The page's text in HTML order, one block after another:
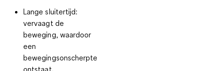
Lange sluitertijd:
vervaagt de
beweging, waardoor
een
bewegingsonscherpte
ontstaat.